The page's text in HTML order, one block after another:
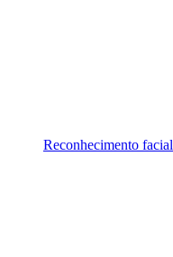
Reconhecimento facial